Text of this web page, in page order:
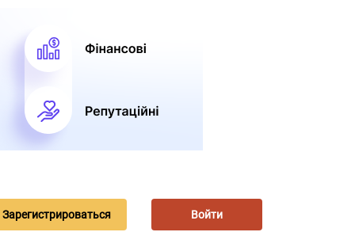
Зарегистрироваться Войти